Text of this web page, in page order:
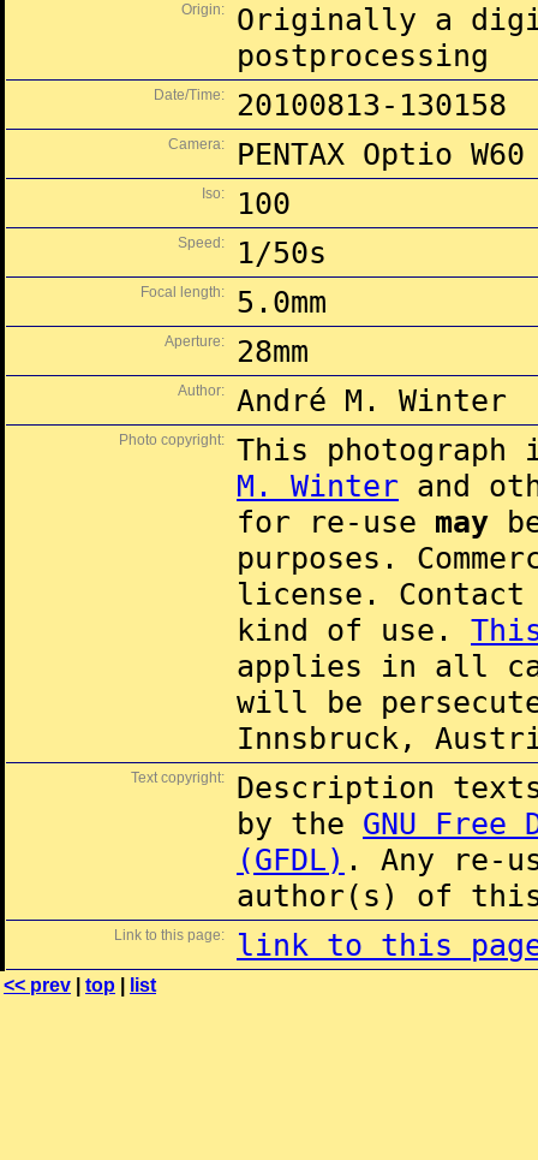
Origin:
Originally a
postprocessing
Date/Time: 20100813-130158
Camera: PENTAX Optio W60
Iso: 100
Speed: 1/50s
Focal length: 5.0mm
Aperture: 28mm
Author: André M. Winter
Photo copyright:
This
M. Winter and
for re-use may
purposes.
license.
kind of use.
applies in all
will be
Innsbruck,
Text copyright:
Description
by the GNU Free
(GFDL) . Any re-
author(s) of this
Link to this page: link to this
<< prev top list